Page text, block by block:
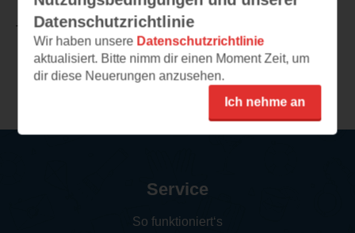
TEILEN
Weitere Rezensionen
Datenschutzrichtlinie
Wir haben unsere Datenschutzrichtlinie
aktualisiert. Bitte nimm dir einen Moment Zeit, um
dir diese Neuerungen anzusehen.
Ich nehme an
Service
So funktioniert‘s